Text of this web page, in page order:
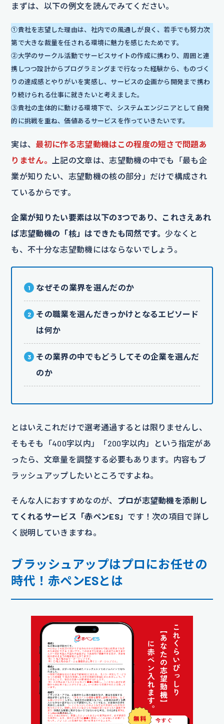
まずは、以下の例文を読んでみてください。
①貴社を志望した理由は、社内での風通しが良く、若手でも努力次
第で大きな裁量を任される環境に魅力を感じたためです。
②大学のサークル活動でサービスサイトの作成に携わり、周囲と連
携しつつ設計からプログラミングまで行なった経験から、ものづく
りの達成感とやりがいを実感し、サービスの企画から開発まで携わ
り続けられる仕事に就きたいと考えました。
③貴社の主体的に動ける環境下で、システムエンジニアとして自発
的に挑戦を重ね、価値あるサービスを作っていきたいです。
実は、 最初に作る志望動機はこの程度の短さで問題あ
りません。
上記の文章は、志望動機の中でも「最も企
業が知りたい、志望動機の核の部分」だけで構成され
ているからです。
企業が知りたい要素は以下の3つであり、これさえあれ
ば志望動機の「核」はできたも同然です。少なくと
も、不十分な志望動機にはならないでしょう。
なぜその業界を選んだのか
その職業を選んだきっかけとなるエピソード
は何か
その業界の中でもどうしてその企業を選んだ
のか
とはいえこれだけで選考通過するとは限りませんし、
そもそも「400字以内」「200字以内」という指定があ
ったら、文章量を調整する必要もあります。内容もブ
ラッシュアップしたいところですよね。
そんな人におすすめなのが、 プロが志望動機を添削し
てくれるサービス「赤ペンES」 です！次の項目で詳し
く説明していきますね。
ブラッシュアップはプロにお任せの
時代！赤ペンESとは